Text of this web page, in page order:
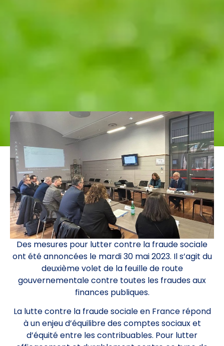
Des mesures pour lutter contre la fraude sociale
ont été annoncées le mardi 30 mai 2023. Il s’agit du
deuxième volet de la feuille de route
gouvernementale contre toutes les fraudes aux
finances publiques.
La lutte contre la fraude sociale en France répond
à un enjeu d’équilibre des comptes sociaux et
d’équité entre les contribuables. Pour lutter